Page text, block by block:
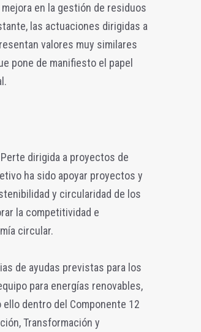
en la gestión de residuos
las actuaciones dirigidas a
valores muy similares
pone de manifiesto el papel
dirigida a proyectos de
ha sido apoyar proyectos y
y circularidad de los
la competitividad e
circular.
de ayudas previstas para los
para energías renovables,
dentro del Componente 12
Transformación y